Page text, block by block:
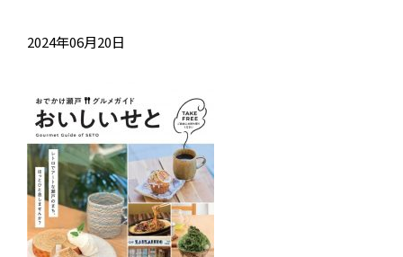
2024年06月20日